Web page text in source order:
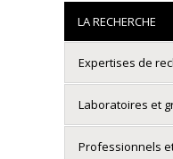
LA RECHERCHE
Expertises de
Laboratoires et
Professionnels